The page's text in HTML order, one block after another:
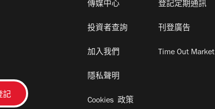
傳媒中心
投資者查詢
加入我們
隱私聲明
Cookies 政策
登記定期通訊
刊登廣告
Time Out Market